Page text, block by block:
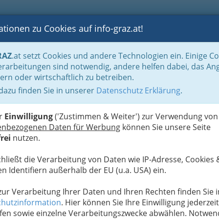
BLOGS FOTOS GASTRONOMIE BRANCHEN
zu Cookies auf info-graz.at!
.at setzt Cookies und andere Technologien ein. Einige
sind notwendig, andere helfen dabei, das
oder wirtschaftlich zu betreiben.
finden Sie in unserer Datenschutz Erklärung.
Einwilligung('Zustimmen & Weiter') zur Verwendung von
Daten für Werbung können Sie unsere Seite
nutzen.
die Verarbeitung von Daten wie IP-Adresse, Cookies
Identifiern außerhalb der EU (u.a. USA) ein.
Verarbeitung Ihrer Daten und Ihren Rechten finden Sie
. Hier können Sie Ihre Einwilligung jederzeit
sowie einzelne Verarbeitungszwecke abwählen.
gruppiert 2019 - Bilder von Events und Veranstaltungen